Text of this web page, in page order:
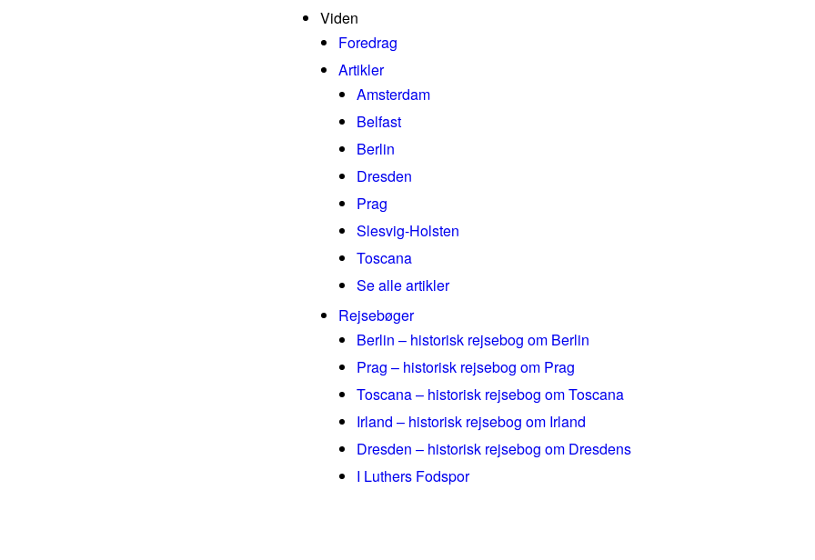
Viden
Foredrag
Artikler
Amsterdam
Belfast
Berlin
Dresden
Prag
Slesvig-Holsten
Toscana
Se alle artikler
Rejsebøger
Berlin – historisk rejsebog om Berlin
Prag – historisk rejsebog om Prag
Toscana – historisk rejsebog om Toscana
Irland – historisk rejsebog om Irland
Dresden – historisk rejsebog om Dresdens
I Luthers Fodspor